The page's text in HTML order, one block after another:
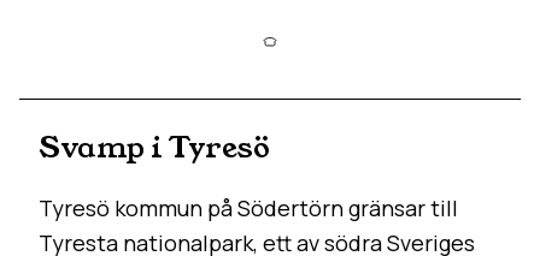
Svamp i Tyresö
Tyresö kommun på Södertörn gränsar till
Tyresta nationalpark, ett av södra Sveriges